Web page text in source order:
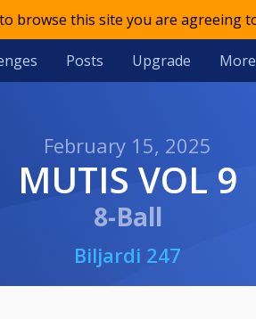
browse this site you are agreeing
Posts Upgrade More
February 15, 2025
MUTIS VOL 9
8-Ball
Biljardi 247